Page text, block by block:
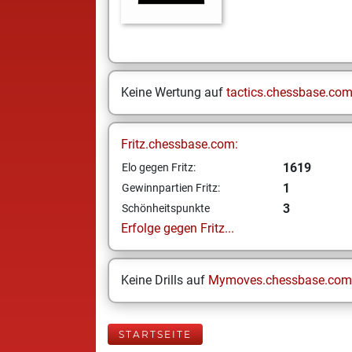
Keine Wertung auf tactics.chessbase.com
Fritz.chessbase.com:
Elo gegen Fritz: 1619
Gewinnpartien Fritz: 1
Schönheitspunkte
3
Erfolge gegen Fritz...
Keine Drills auf Mymoves.chessbase.com
STARTSEITE